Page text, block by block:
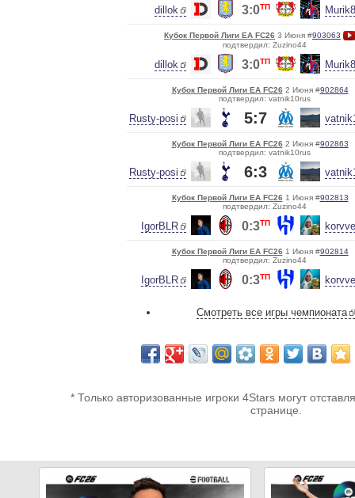
dillok 3:0ТП
Кубок Первой Лиги EA FC26 3 Июня #903063
подтвердил: Zuzino44
dillok 3:0ТП
Кубок Первой Лиги EA FC26 2 Июня #902864
подтвердил: vatnik10rus
Rusty-posi 5:7
Кубок Первой Лиги EA FC26 2 Июня #902863
подтвердил: vatnik10rus
Rusty-posi 6:3
Кубок Первой Лиги EA FC26 1 Июня #902813
подтвердил: Zuzino44
IgorBLR 0:3ТП
Кубок Первой Лиги EA FC26 1 Июня #902814
подтвердил: Zuzino44
IgorBLR 0:3ТП
Смотреть все игры чемпионата
* Только авторизованные игроки 4Stars могут
странице.